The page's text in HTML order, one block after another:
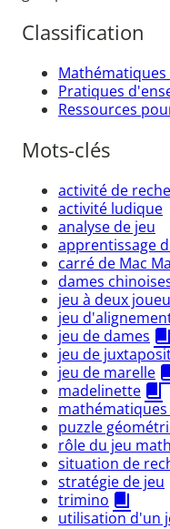
Classification
Pratiques
Ressources
Mots-clés
activité de
activité ludique
analyse de jeu
apprentissage
carré de Mac
dames
jeu à deux
jeu
jeu de dames
jeu de
jeu de marelle
madelinette
mathématiques
puzzle
rôle du jeu
situation de
stratégie de jeu
trimino
utilisation d'un